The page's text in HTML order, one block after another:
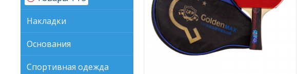
Накладки
Основания
Спортивная одежда